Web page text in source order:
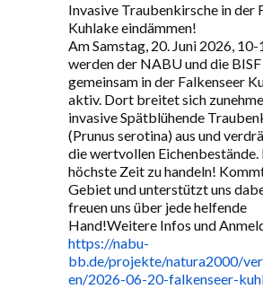
Invasive Traubenkirsche in der
Kuhlake eindämmen!
Am Samstag, 20. Juni 2026,
werden der NABU und die BISF
gemeinsam in der Falkenseer
aktiv. Dort breitet sich
invasive Spätblühende
(Prunus serotina) aus und
die wertvollen Eichenbestände.
höchste Zeit zu handeln!
Gebiet und unterstützt uns
freuen uns über jede helfende
Hand!Weitere Infos und
https://nabu-
bb.de/projekte/natura2000/
en/2026-06-20-falkenseer-